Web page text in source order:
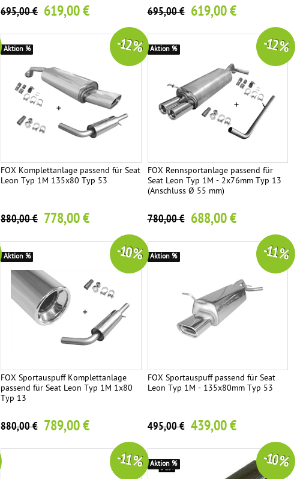
695,00 € 619,00 € 695,00 € 619,00 €
FOX Komplettanlage passend für Seat
Leon Typ 1M 135x80 Typ 53
880,00 € 778,00 €
-12 %
Aktion %
FOX Rennsportanlage passend für
Seat Leon Typ 1M - 2x76mm Typ 13
(Anschluss Ø 55 mm)
780,00 € 688,00 €
-12 %
Aktion %
FOX Sportauspuff Komplettanlage
passend für Seat Leon Typ 1M 1x80
Typ 13
880,00 € 789,00 €
-10 %
Aktion %
FOX Sportauspuff passend für Seat
Leon Typ 1M - 135x80mm Typ 53
495,00 € 439,00 €
-11 %
Aktion %
-11 % -10 %
Aktion %